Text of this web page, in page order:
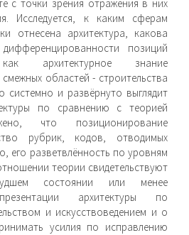
с точки зрения отражения в них
Исследуется, к каким сферам
отнесена архитектура, какова
позиций
как архитектурное знание
областей - строительства
системно и развёрнуто выглядит
по срав­нению с теорией
что позициониро­вание
рубрик, кодов, отводимых
его разветвлённость по уровням
теории свидетельствуют
состоянии или менее
архитектуры по
и искусствоведением и о
усилия по исправлению